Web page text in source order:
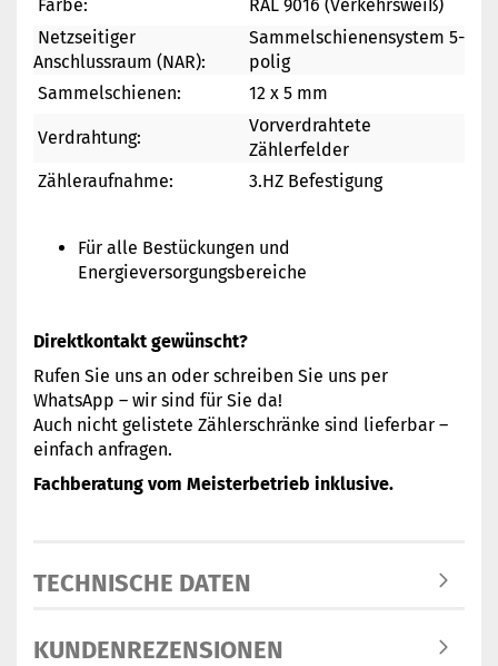
Farbe:
RAL 9016 (Verkehrsweiß)
Netzseitiger
Anschlussraum (NAR):
Sammelschienensystem 5-
polig
Sammelschienen:
12 x 5 mm
Verdrahtung:
Vorverdrahtete
Zählerfelder
Zähleraufnahme:
3.HZ Befestigung
Für alle Bestückungen und
Energieversorgungsbereiche
Direktkontakt gewünscht?
Rufen Sie uns an oder schreiben Sie uns per
WhatsApp – wir sind für Sie da!
Auch nicht gelistete Zählerschränke sind lieferbar –
einfach anfragen.
Fachberatung vom Meisterbetrieb inklusive.
TECHNISCHE DATEN
KUNDENREZENSIONEN